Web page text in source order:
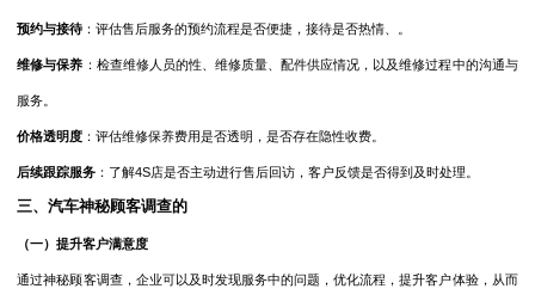
预约与接待 ：评估售后服务的预约流程是否便捷，接待是否热情、。
维修与保养 ：检查维修人员的性、维修质量、配件供应情况，以及维修过程中的沟通与
服务。
价格透明度 ：评估维修保养费用是否透明，是否存在隐性收费。
后续跟踪服务 ：了解4S店是否主动进行售后回访，客户反馈是否得到及时处理。
三、汽车神秘顾客调查的
（一）提升客户满意度
通过神秘顾客调查，企业可以及时发现服务中的问题，优化流程，提升客户体验，从而